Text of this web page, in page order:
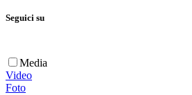
Seguici su
Media
Video
Foto